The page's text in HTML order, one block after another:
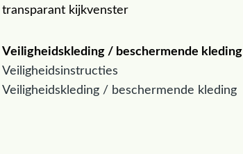
transparant kijkvenster
Veiligheidskleding / beschermende kleding
Veiligheidsinstructies
Veiligheidskleding / beschermende kleding